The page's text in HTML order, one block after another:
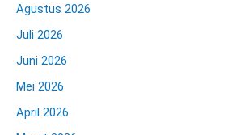
Agustus 2026
Juli 2026
Juni 2026
Mei 2026
April 2026